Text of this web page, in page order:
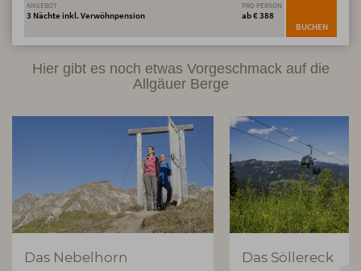
ANGEBOT
3 Nächte inkl. Verwöhnpension
PRO PERSON
ab € 388
BUCHEN
Hier gibt es noch etwas Vorgeschmack auf die
Allgäuer Berge
Das Nebelhorn Das Söllereck